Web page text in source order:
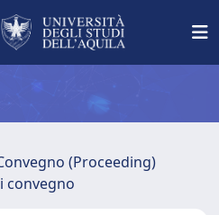
(Proceeding)
convegno